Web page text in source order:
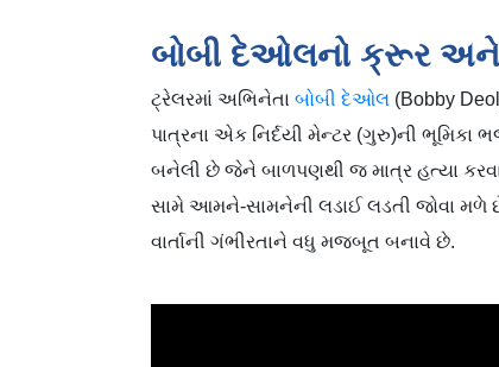
બોબી દેઓલનો ક્રૂર
ટ્રેલરમાં અભિનેતા બોબી દેઓલ (Bobby
પાત્રના એક નિર્દયી મેન્ટર (ગુરુ)ની
બનેલી છે જેને બાળપણથી જ માત્ર હત્યા
સામે આમને-સામનેની લડાઈ લડતી જોવા મળે
વાર્તાની ગંભીરતાને વધુ મજબૂત બનાવે છે.